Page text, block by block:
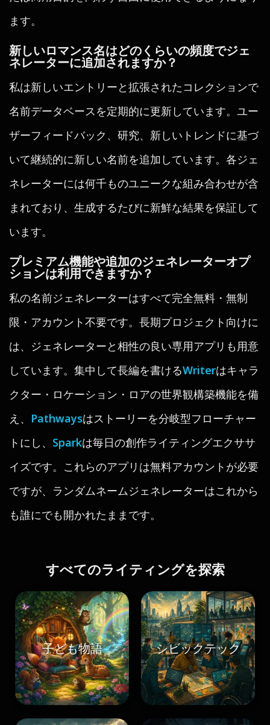
ます。
新しいロマンス名はどのくらいの頻度でジェ
ネレーターに追加されますか？
私は新しいエントリーと拡張されたコレクションで
名前データベースを定期的に更新しています。ユー
ザーフィードバック、研究、新しいトレンドに基づ
いて継続的に新しい名前を追加しています。各ジェ
ネレーターには何千ものユニークな組み合わせが含
まれており、生成するたびに新鮮な結果を保証して
います。
プレミアム機能や追加のジェネレーターオプ
ションは利用できますか？
私の名前ジェネレーターはすべて完全無料・無制
限・アカウント不要です。長期プロジェクト向けに
は、ジェネレーターと相性の良い専用アプリも用意
しています。集中して長編を書けるWriterはキャラ
クター・ロケーション・ロアの世界観構築機能を備
え、 Pathwaysはストーリーを分岐型フローチャー
トにし、 Sparkは毎日の創作ライティングエクササ
イズです。これらのアプリは無料アカウントが必要
ですが、ランダムネームジェネレーターはこれから
も誰にでも開かれたままです。
すべてのライティングを探索
子ども物語 シビックテック